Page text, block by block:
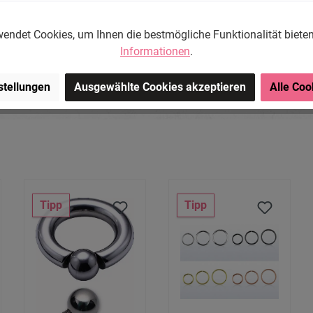
Mehr anzeigen
Tipp Tipp
Cookies, um Ihnen die bestmögliche Funktionalität
Informationen.
Ausgewählte Cookies akzeptieren Alle